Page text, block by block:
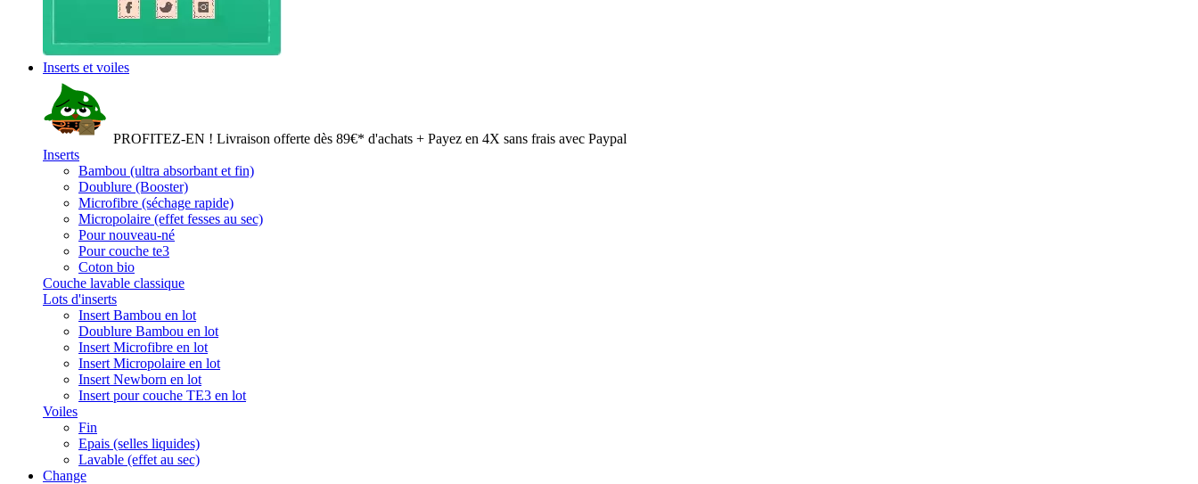
Inserts et voiles
PROFITEZ-EN ! Livraison offerte dès 89€* d'achats + Payez en 4X sans frais avec Paypal
Inserts
Bambou (ultra absorbant et fin)
Doublure (Booster)
Microfibre (séchage rapide)
Micropolaire (effet fesses au sec)
Pour nouveau-né
Pour couche te3
Coton bio
Couche lavable classique
Lots d'inserts
Insert Bambou en lot
Doublure Bambou en lot
Insert Microfibre en lot
Insert Micropolaire en lot
Insert Newborn en lot
Insert pour couche TE3 en lot
Voiles
Fin
Epais (selles liquides)
Lavable (effet au sec)
Change